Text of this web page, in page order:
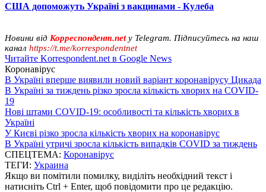
США допоможуть Україні з вакцинами - Кулеба
Новини від Корреспондент.netу Telegram. Підписуйтесь на наш
канал https://t.me/korrespondentnet
Читайте Korrespondent.net в Google News
Коронавірус
В Україні вперше виявили новий варіант коронавірусу Цикада
В Україні за тиждень різко зросла кількість хворих на COVID-
19
Нові штами COVID-19: особливості та кількість хворих в
Україні
У Києві різко зросла кількість хворих на коронавірус
В Україні утричі зросла кількість випадків COVID за тиждень
СПЕЦТЕМА: Коронавірус
ТЕГИ: Украина
Якщо ви помітили помилку, виділіть необхідний текст і
натисніть Ctrl + Enter, щоб повідомити про це редакцію.